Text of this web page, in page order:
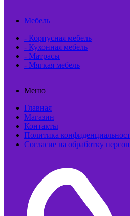
Мебель
- Корпусная мебель
- Кухонная мебель
- Матрасы
- Мягкая мебель
Меню
Главная
Магазин
Контакты
Политика
Согласие на обработку